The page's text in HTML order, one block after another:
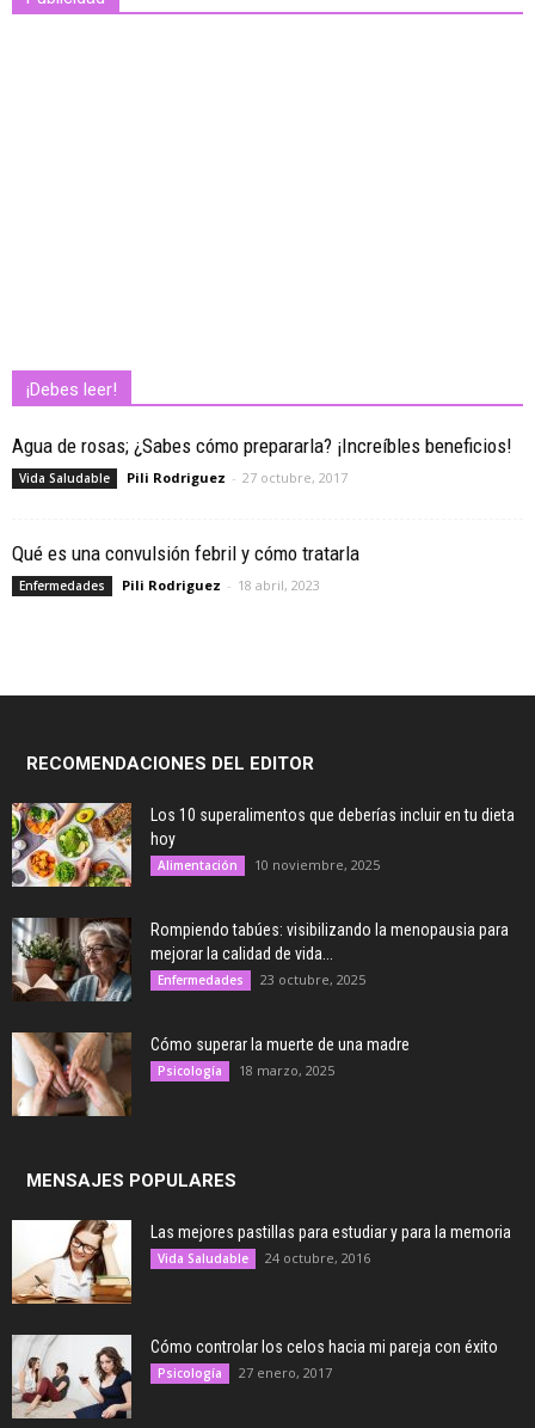
¡Debes leer!
Agua de rosas; ¿Sabes cómo prepararla? ¡Increíbles beneficios!
Vida Saludable Pili Rodriguez - 27 octubre, 2017
Qué es una convulsión febril y cómo tratarla
Enfermedades Pili Rodriguez - 18 abril, 2023
RECOMENDACIONES DEL EDITOR
Los 10 superalimentos que deberías incluir en tu dieta
hoy
Alimentación 10 noviembre, 2025
Rompiendo tabúes: visibilizando la menopausia para
mejorar la calidad de vida...
Enfermedades 23 octubre, 2025
Cómo superar la muerte de una madre
Psicología 18 marzo, 2025
MENSAJES POPULARES
Las mejores pastillas para estudiar y para la memoria
Vida Saludable 24 octubre, 2016
Cómo controlar los celos hacia mi pareja con éxito
Psicología 27 enero, 2017